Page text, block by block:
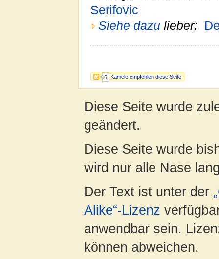
6 Kamele empfehlen diese Seite
Serifovic
Siehe dazu lieber:
Diese Seite wurde
geändert.
Diese Seite wurde
wird nur alle Nase
Der Text ist unter der
Alike“-Lizenz
anwendbar sein.
können abweichen.